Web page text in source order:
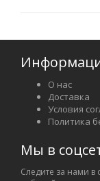
О нас
Доставка
Условия
Политика
Мы в
Следите за нами в